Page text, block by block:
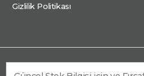
Gizlilik Politikası